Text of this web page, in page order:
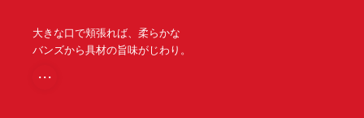
大きな口で頬張れば、柔らかな
バンズから具材の旨味がじわり。
・・・